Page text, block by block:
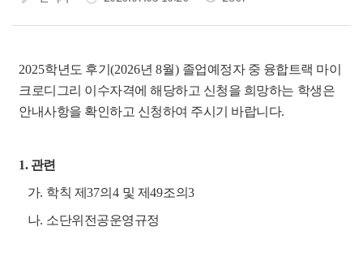
2025학년도 후기(2026년8월) 졸업예정자 중 융합트랙 마이
크로디그리 이수자격에 해당하고 신청을 희망하는 학생은
안내사항을 확인하고 신청하여 주시기 바랍니다.
1. 관련
가. 학칙 제37의 4 및 제49조의3
나. 소단위전공운영규정